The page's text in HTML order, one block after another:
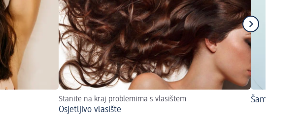
Stanite na kraj problemima s vlasištem
Osjetljivo vlasište
Šampon